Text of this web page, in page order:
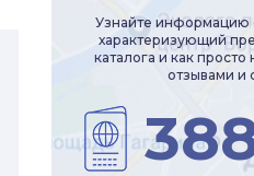
Узнайте информацию
характеризующий
каталога и как
отзывами и